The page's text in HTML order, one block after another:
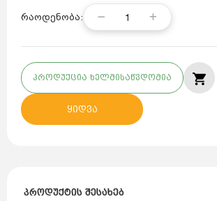
რაოდენობა: 1
პროდუქცია ხელმისაწვდომია
ყიდვა
პროდუქტის შესახებ